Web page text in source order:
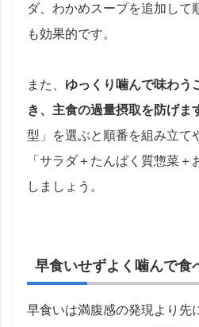
ダ、わかめスープを追加して
も効果的です。
また、 ゆっくり噛んで味わう
き、主食の過量摂取を防げま
型」を選ぶと順番を組み立て
「サラダ＋たんぱく質惣菜
しましょう。
早食いせずよく噛んで食
早食いは満腹感の発現より先